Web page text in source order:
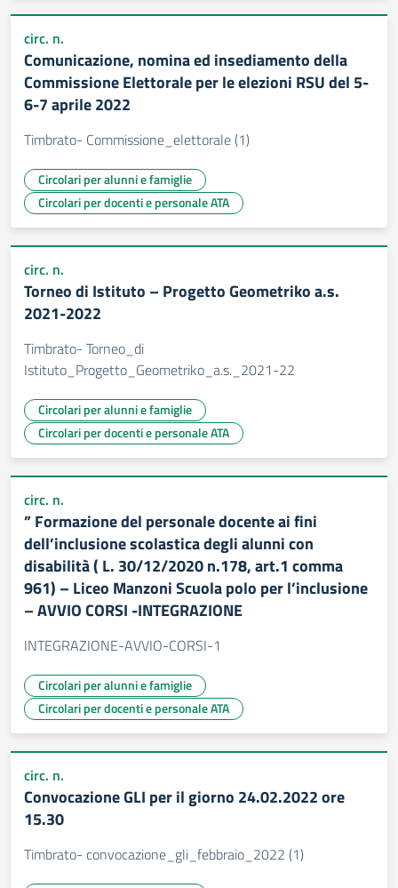
circ. n.
Comunicazione, nomina ed insediamento della
Commissione Elettorale per le elezioni RSU del 5-
6-7 aprile 2022
Timbrato- Commissione_elettorale (1)
Circolari per alunni e famiglie
Circolari per docenti e personale ATA
circ. n.
Torneo di Istituto – Progetto Geometriko a.s.
2021-2022
Timbrato- Torneo_di
Istituto_Progetto_Geometriko_a.s._2021-22
Circolari per alunni e famiglie
Circolari per docenti e personale ATA
circ. n.
” Formazione del personale docente ai fini
dell’inclusione scolastica degli alunni con
disabilità ( L. 30/12/2020 n.178, art.1 comma
961) – Liceo Manzoni Scuola polo per l’inclusione
– AVVIO CORSI -INTEGRAZIONE
INTEGRAZIONE-AVVIO-CORSI-1
Circolari per alunni e famiglie
Circolari per docenti e personale ATA
circ. n.
Convocazione GLI per il giorno 24.02.2022 ore
15.30
Timbrato- convocazione_gli_febbraio_2022 (1)